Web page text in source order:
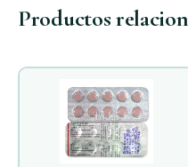
Productos